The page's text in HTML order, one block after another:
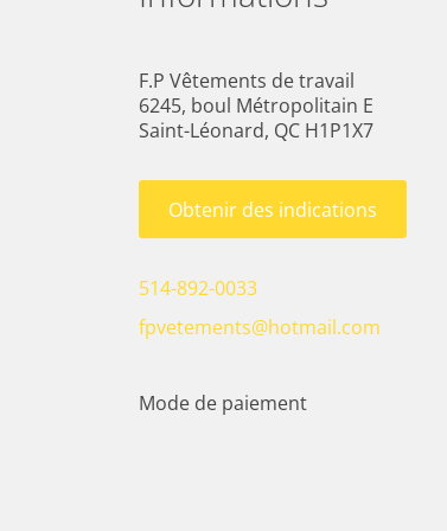
F.P Vêtements de travail
6245, boul Métropolitain E
Saint-Léonard, QC H1P1X7
Obtenir des indications
514-892-0033
fpvetements@hotmail.com
Mode de paiement